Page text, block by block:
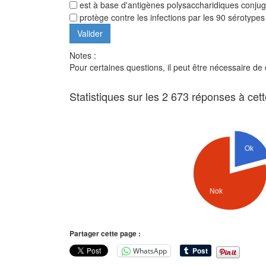
est à base d'antigènes polysaccharidiques
protège contre les infections par les 90
Notes :
Pour certaines questions, il peut être nécessaire
Statistiques sur les 2 673 réponses à
Ok
Nok
Partager cette page :
WhatsApp